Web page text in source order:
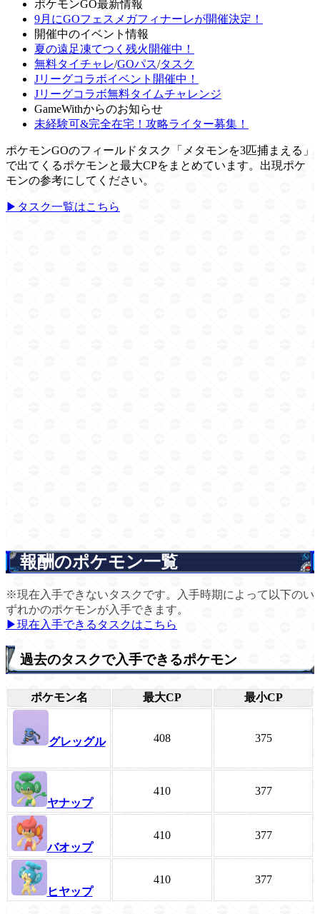
ポケモンGO最新情報
9月にGOフェスメガフィナーレが開催決定！
開催中のイベント情報
夏の遠足凍てつく残火開催中！
無料タイチャレ/GOパス/タスク
Jリーグコラボイベント開催中！
Jリーグコラボ無料タイムチャレンジ
GameWithからのお知らせ
未経験可&完全在宅！攻略ライター募集！
ポケモンGOのフィールドタスク「メタモンを3匹捕まえる」
で出てくるポケモンと最大CPをまとめています。出現ポケ
モンの参考にしてください。
▶タスク一覧はこちら
報酬のポケモン一覧
※現在入手できないタスクです。入手時期によって以下のい
ずれかのポケモンが入手できます。
▶現在入手できるタスクはこちら
過去のタスクで入手できるポケモン
ポケモン名 最大CP 最小CP
グレッグル 408 375
ヤナップ
410 377
バオップ
410 377
ヒヤップ
410 377